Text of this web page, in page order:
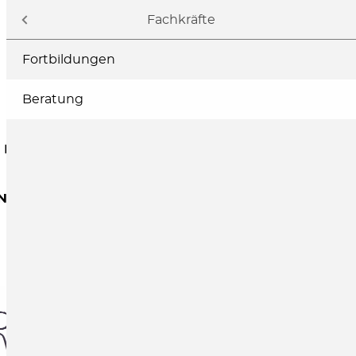
Fachkräfte
Fortbildungen
Beratung